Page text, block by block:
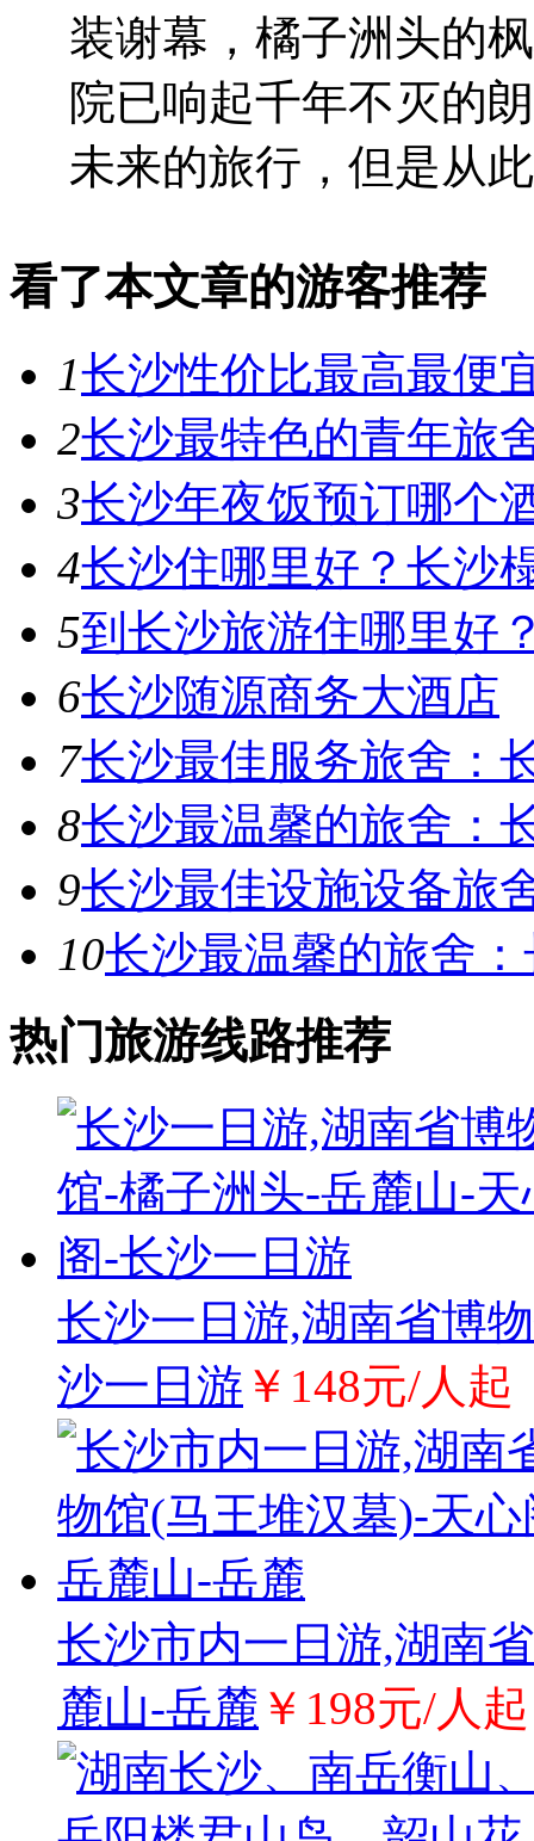
装谢幕，橘子洲头的
院已响起千年不灭的
未来的旅行，但是从
看了本文章的游客推荐
1长沙性价比最高最便
2长沙最特色的青年旅
3长沙年夜饭预订哪个
4长沙住哪里好？长沙
5到长沙旅游住哪里好
6长沙随源商务大酒店
7长沙最佳服务旅舍：
8长沙最温馨的旅舍：
9长沙最佳设施设备旅
10长沙最温馨的旅舍
热门旅游线路推荐
长沙一日游,湖南省博
沙一日游 ￥148元/人起
长沙市内一日游,湖南
麓山-岳麓 ￥198元/人起